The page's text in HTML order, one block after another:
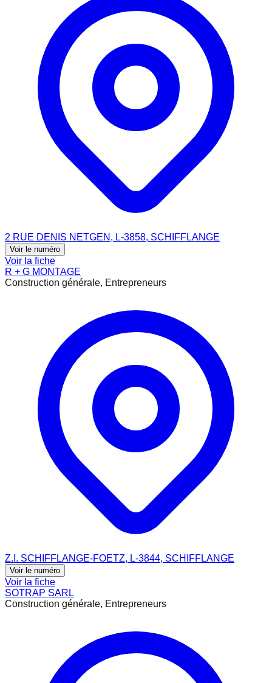
2 RUE DENIS NETGEN, L-3858, SCHIFFLANGE
Voir le numéro
Voir la fiche
R + G MONTAGE
Construction générale, Entrepreneurs
Z.I. SCHIFFLANGE-FOETZ, L-3844, SCHIFFLANGE
Voir le numéro
Voir la fiche
SOTRAP SARL
Construction générale, Entrepreneurs